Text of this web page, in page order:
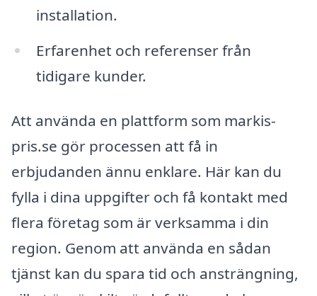
installation.
Erfarenhet och referenser från
tidigare kunder.
Att använda en plattform som markis-
pris.se gör processen att få in
erbjudanden ännu enklare. Här kan du
fylla i dina uppgifter och få kontakt med
flera företag som är verksamma i din
region. Genom att använda en sådan
tjänst kan du spara tid och ansträngning,